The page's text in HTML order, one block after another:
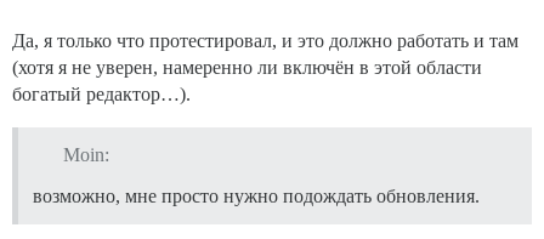
Да, я только что протестировал, и это должно работать и там
(хотя я не уверен, намеренно ли включён в этой области
богатый редактор…).
Moin:
возможно, мне просто нужно подождать обновления.